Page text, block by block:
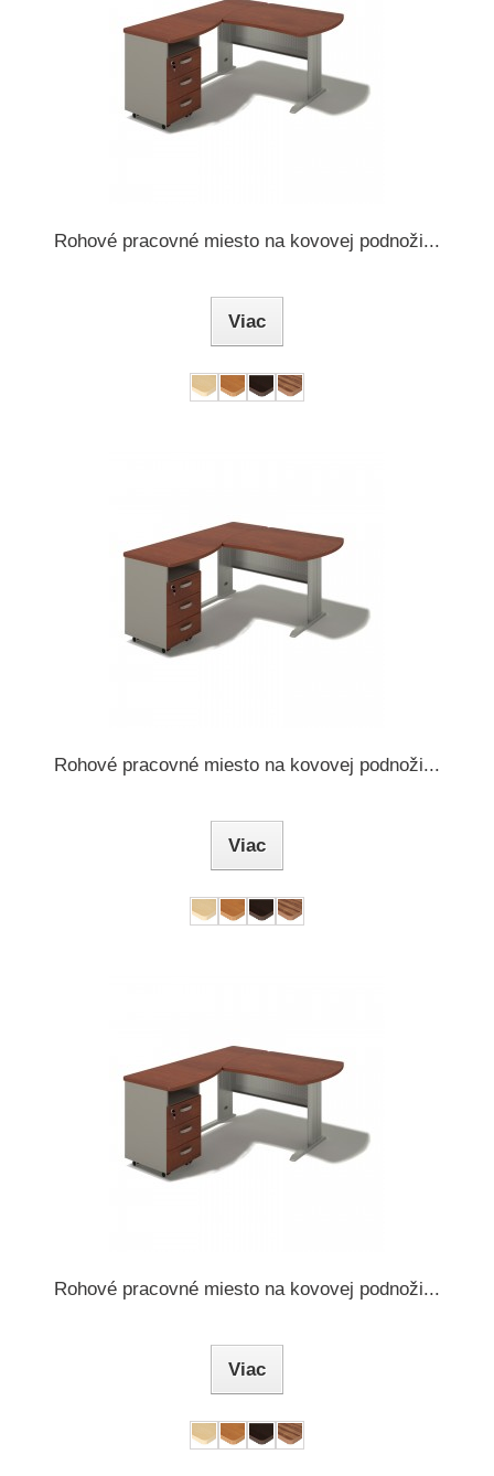
Rohové pracovné miesto na kovovej podnoži...
Viac
Rohové pracovné miesto na kovovej podnoži...
Viac
Rohové pracovné miesto na kovovej podnoži...
Viac